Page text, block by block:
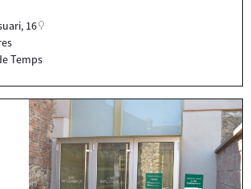
16
Temps